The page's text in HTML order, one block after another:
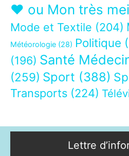
❤ ou Mon très
Mode et Textile (204)
Météorologie (28) Politique
(196) Santé
(259) Sport (388)
Transports (224)
Lettre